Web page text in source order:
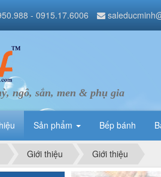
ngô, sắn, men & phụ gia
Sản phẩm Bếp bánh
- 0915.17.6006
Giới thiệu Giới thiệu